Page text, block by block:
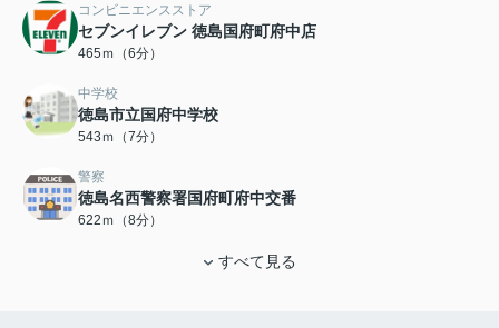
コンビニエンスストア
セブンイレブン 徳島国府町府中店
465ｍ（6分）
中学校
徳島市立国府中学校
543ｍ（7分）
警察
徳島名西警察署国府町府中交番
622ｍ（8分）
すべて見る